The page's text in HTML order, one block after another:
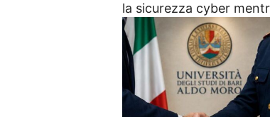
la sicurezza cyber